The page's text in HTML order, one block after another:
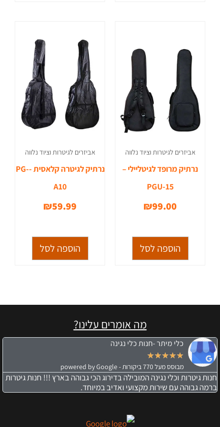
אביזרים לגיטרות וציוד נלווה
נרתיק מרופד לגיטליילי –
PGU-15
₪99.00
הוספה לסל
אביזרים לגיטרות וציוד נלווה
נרתיק לגיטרה קלאסית -PG-
A10
₪59.99
הוספה לסל
מה אומרים עלינו?
כלי מיתר -חנות כלי נגינה
★
★
★
★
★
מבוסס מעל 770 ביקורות - powered by Google
חנות גיטרות וכלי נגינה המובילה בדירוג הכי גבוהה בארץ !!! חנות גיטרות
ברמה גבוהה עם שירות מקצועי ואדיב במיוחד.